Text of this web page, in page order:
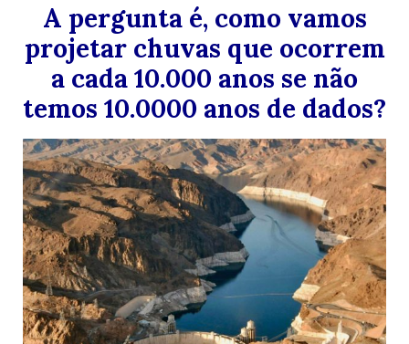
A pergunta é, como vamos
projetar chuvas que ocorrem
a cada 10.000 anos se não
temos 10.0000 anos de dados?